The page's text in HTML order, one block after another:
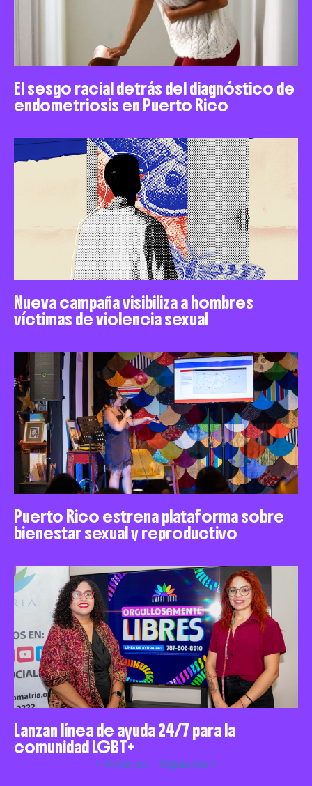
El sesgo racial detrás del diagnóstico de
endometriosis en Puerto Rico
Nueva campaña visibiliza a hombres
víctimas de violencia sexual
Puerto Rico estrena plataforma sobre
bienestar sexual y reproductivo
Lanzan línea de ayuda 24/7 para la
comunidad LGBT+
« Anterior Siguiente »